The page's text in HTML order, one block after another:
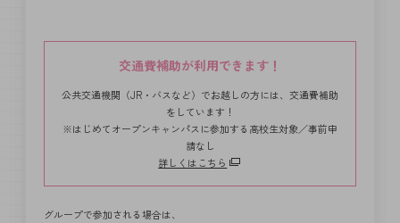
交通費補助が利用できます！
公共交通機関（JR・バスなど）でお越しの方には、交通費補助
をしています！
※はじめてオープンキャンパスに参加する高校生対象／事前申
請なし
詳しくはこちら
グループで参加される場合は、